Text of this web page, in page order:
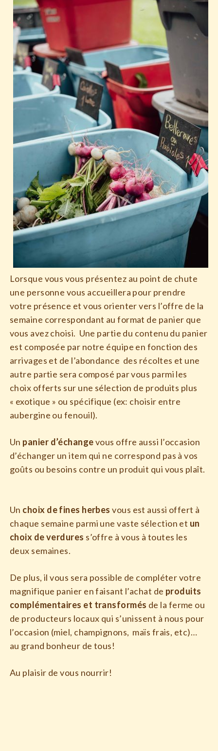
Lorsque vous vous présentez au point de chute
une personne vous accueillera pour prendre
votre présence et vous orienter vers l’offre de la
semaine correspondant au format de panier que
vous avez choisi. Une partie du contenu du panier
est composée par notre équipe en fonction des
arrivages et de l’abondance des récoltes et une
autre partie sera composé par vous parmi les
choix offerts sur une sélection de produits plus
« exotique » ou spécifique (ex: choisir entre
aubergine ou fenouil).
Un panier d’échangevous offre aussi l’occasion
d’échanger un item qui ne correspond pas à vos
goûts ou besoins contre un produit qui vous plaît.
Un choix de fines herbes vous est aussi offert à
chaque semaine parmi une vaste sélection et un
choix de verdures s’offre à vous à toutes les
deux semaines.
De plus, il vous sera possible de compléter votre
magnifique panier en faisant l’achat de produits
complémentaires et transformés de la ferme ou
de producteurs locaux qui s’unissent à nous pour
l’occasion (miel, champignons, maïs frais, etc)…
au grand bonheur de tous!
Au plaisir de vous nourrir!